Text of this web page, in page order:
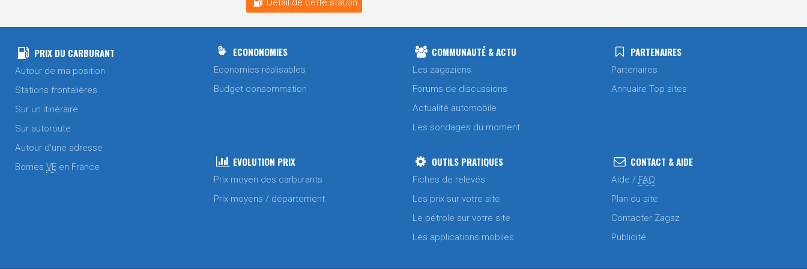
Détail de cette station
PRIX DU CARBURANT
Autour de ma position
Stations frontalières
Sur un itinéraire
Sur autoroute
Autour d'une adresse
Bornes VE en France
ECONONOMIES
Economies réalisables
Budget consommation
COMMUNAUTÉ & ACTU
Les zagaziens
Forums de discussions
Actualité automobile
Les sondages du moment
PARTENAIRES
Partenaires
Annuaire Top sites
EVOLUTION PRIX
Prix moyen des carburants
Prix moyens / département
OUTILS PRATIQUES
Fiches de relevés
Les prix sur votre site
Le pétrole sur votre site
Les applications mobiles
CONTACT & AIDE
Aide / FAQ
Plan du site
Contacter Zagaz
Publicité